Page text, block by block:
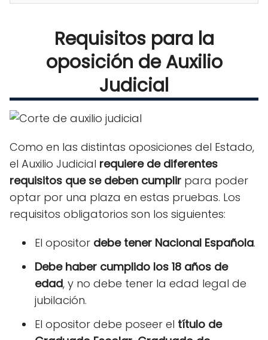
Requisitos para la
oposición de Auxilio
Judicial
Como en las distintas oposiciones del Estado,
el Auxilio Judicial requiere de diferentes
requisitos que se deben cumplir para poder
optar por una plaza en estas pruebas. Los
requisitos obligatorios son los siguientes:
El opositor debe tener Nacional Española.
Debe haber cumplido los 18 años de
edad, y no debe tener la edad legal de
jubilación.
El opositor debe poseer el título de